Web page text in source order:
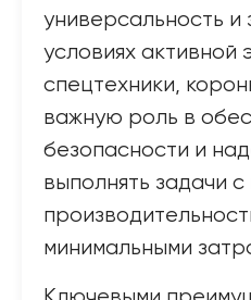
универсальность и
условиях активной
спецтехники,
важную роль в
безопасности и
выполнять задачи
минимальными